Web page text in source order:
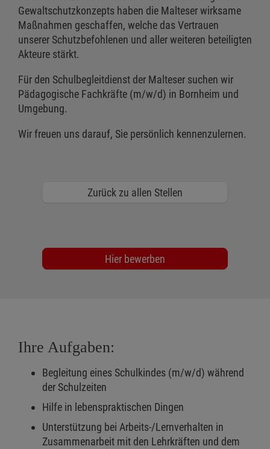
Gewaltschutzkonzepts haben die Malteser wirksame
Maßnahmen geschaffen, welche das Vertrauen
unserer Schutzbefohlenen und aller weiteren beteiligten
Akteure stärkt.
Für den Schulbegleitdienst der Malteser suchen wir
Pädagogische Fachkräfte (m/w/d) in Bornheim und
Umgebung.
Wir freuen uns darauf, Sie persönlich kennenzulernen.
Zurück zu allen Stellen
Hier bewerben
Ihre Aufgaben:
Begleitung eines Schulkindes (m/w/d) während
der Schulzeiten
Hilfe in lebenspraktischen Dingen
Unterstützung bei Arbeits-/Lernverhalten in
Zusammenarbeit mit den Lehrkräften und dem